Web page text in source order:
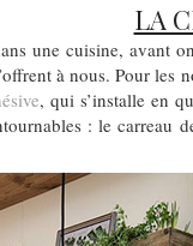
LA
une cuisine, avant
à nous. Pour
, qui s’installe en
: le carreau